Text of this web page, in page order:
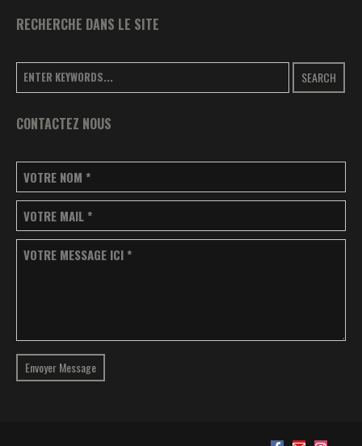
RECHERCHE DANS LE SITE
SEARCH
CONTACTEZ NOUS
VOTRE NOM *
VOTRE MAIL *
VOTRE MESSAGE ICI *
Envoyer Message